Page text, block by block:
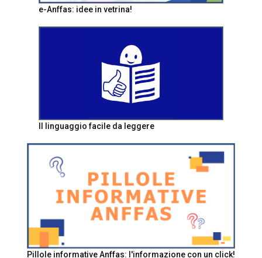
e-Anffas: idee in vetrina!
Il linguaggio facile da leggere
Pillole informative Anffas: l'informazione con un click!